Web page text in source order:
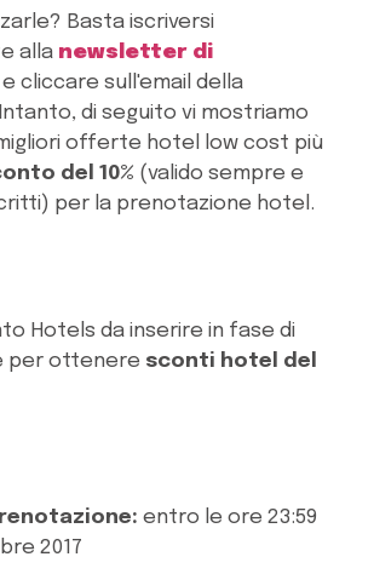
Basta iscriversi
alla newsletter di
e cliccare sull'email della
di seguito vi mostriamo
offerte hotel low cost più
del 10% (valido sempre e
per la prenotazione hotel.
Hotels da inserire in fase di
per ottenere sconti hotel del
entro le ore 23:59
2017